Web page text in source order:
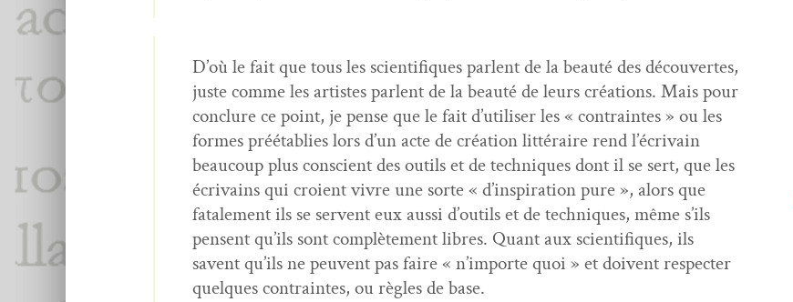
D’où le fait que tous les sci­en­tifiques par­lent de la beauté des décou­vertes,
juste comme les artistes par­lent de la beauté de leurs créa­tions. Mais pour
con­clure ce point, je pense que le fait d’utiliser les « con­traintes » ou les
formes préétablies lors d’un acte de créa­tion lit­téraire rend l’écrivain
beau­coup plus con­scient des out­ils et de tech­niques dont il se sert, que les
écrivains qui croient vivre une sorte « d’inspiration pure », alors que
fatale­ment ils se ser­vent eux aus­si d’outils et de tech­niques, même s’ils
pensent qu’ils sont com­plète­ment libres. Quant aux sci­en­tifiques, ils
savent qu’ils ne peu­vent pas faire « n’importe quoi » et doivent respecter
quelques con­traintes, ou règles de base.